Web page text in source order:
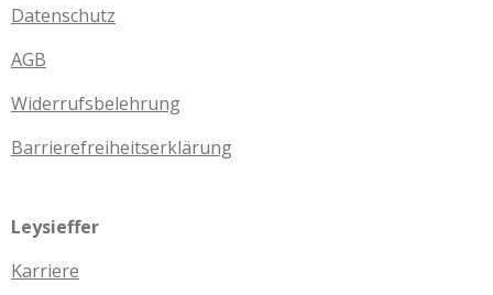
Datenschutz
AGB
Widerrufsbelehrung
Barrierefreiheitserklärung
Leysieffer
Karriere